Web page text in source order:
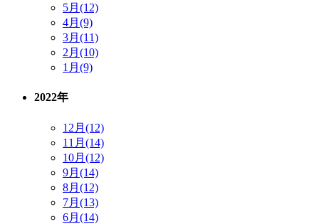
5月(12)
4月(9)
3月(11)
2月(10)
1月(9)
2022年
12月(12)
11月(14)
10月(12)
9月(14)
8月(12)
7月(13)
6月(14)